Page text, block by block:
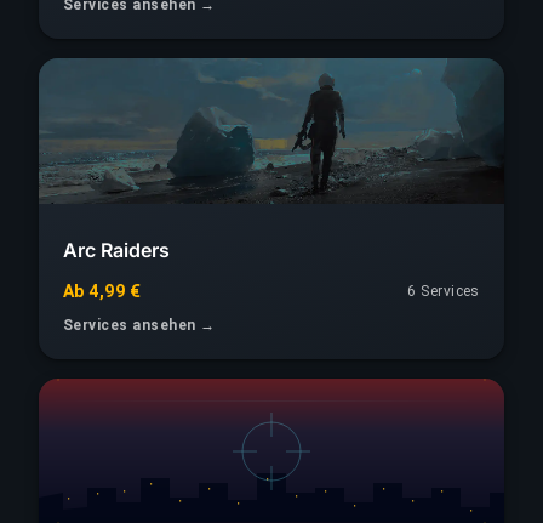
Services ansehen →
Arc Raiders
Ab 4,99 €
6 Services
Services ansehen →